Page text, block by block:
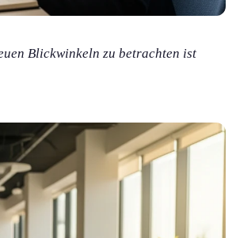
Blickwinkeln zu betrachten ist